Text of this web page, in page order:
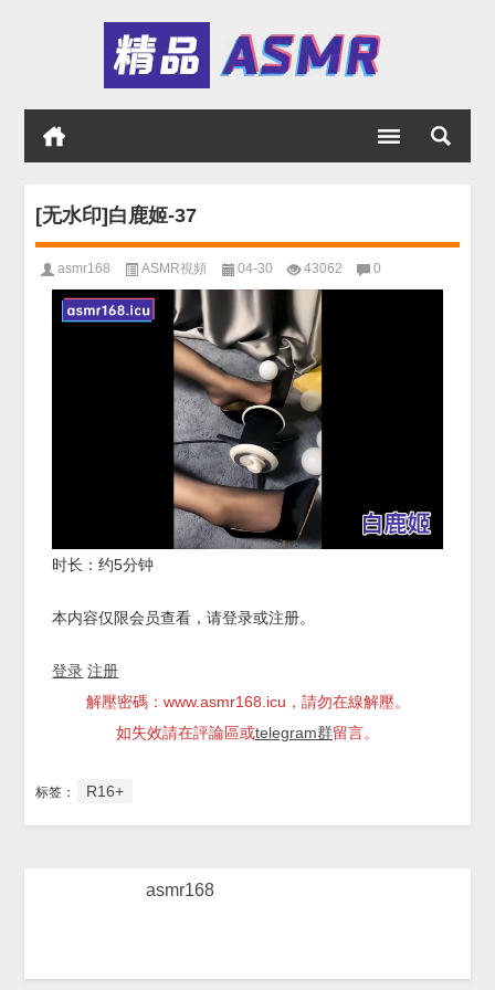
[无水印]白鹿姬-37
asmr168 ASMR視頻 04-30 43062 0
时长：约5分钟
本内容仅限会员查看，请登录或注册。
登录 注册
解壓密碼：www.asmr168.icu，請勿在線解壓。
如失效請在評論區或telegram群留言。
标签： R16+
asmr168